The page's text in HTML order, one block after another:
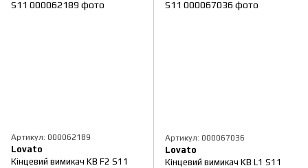
Артикул: 000062189
Lovato
Кінцевий вимикач KB F2 S11
Артикул: 000067036
Lovato
Кінцевий вимикач KB L1 S11